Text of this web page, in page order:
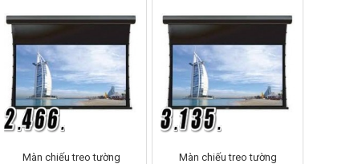
Màn chiếu treo tường
Màn chiếu treo tường